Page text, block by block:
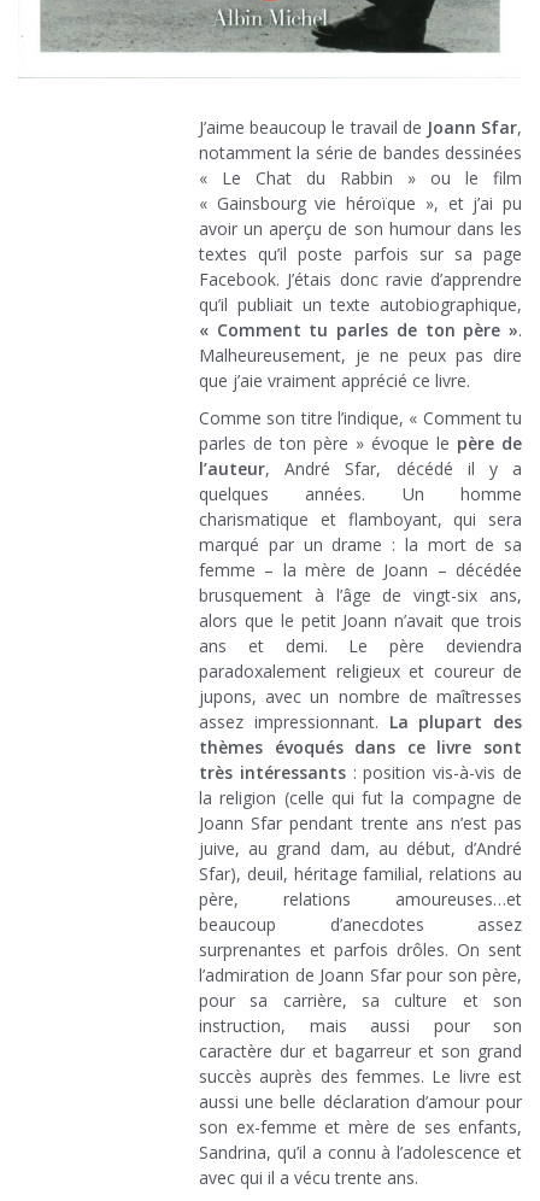
J’aime beaucoup le travail de Joann Sfar,
notamment la série de bandes dessinées
« Le Chat du Rabbin » ou le film
« Gainsbourg vie héroïque », et j’ai pu
avoir un aperçu de son humour dans les
textes qu’il poste parfois sur sa page
Facebook. J’étais donc ravie d’apprendre
qu’il publiait un texte autobiographique,
« Comment tu parles de ton père ».
Malheureusement, je ne peux pas dire
que j’aie vraiment apprécié ce livre.
Comme son titre l’indique, « Comment tu
parles de ton père » évoque le père de
l’auteur, André Sfar, décédé il y a
quelques années. Un homme
charismatique et flamboyant, qui sera
marqué par un drame : la mort de sa
femme – la mère de Joann – décédée
brusquement à l’âge de vingt-six ans,
alors que le petit Joann n’avait que trois
ans et demi. Le père deviendra
paradoxalement religieux et coureur de
jupons, avec un nombre de maîtresses
assez impressionnant. La plupart des
thèmes évoqués dans ce livre sont
très intéressants: position vis-à-vis de
la religion (celle qui fut la compagne de
Joann Sfar pendant trente ans n’est pas
juive, au grand dam, au début, d’André
Sfar), deuil, héritage familial, relations au
père, relations amoureuses…et
beaucoup d’anecdotes assez
surprenantes et parfois drôles. On sent
l’admiration de Joann Sfar pour son père,
pour sa carrière, sa culture et son
instruction, mais aussi pour son
caractère dur et bagarreur et son grand
succès auprès des femmes. Le livre est
aussi une belle déclaration d’amour pour
son ex-femme et mère de ses enfants,
Sandrina, qu’il a connu à l’adolescence et
avec qui il a vécu trente ans.